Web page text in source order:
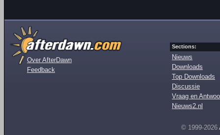
Over AfterDawn
Feedback
Sections:
Nieuws
Downloads
Top Downloads
Discussie
Vraag en
Nieuws2.nl
© 1999-2026